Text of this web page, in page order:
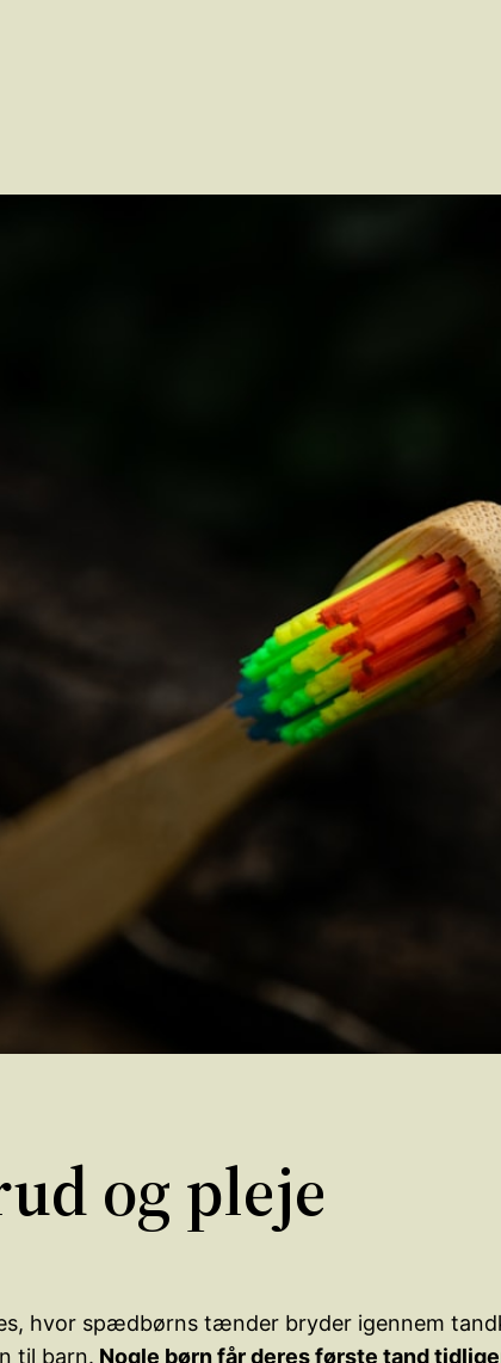
og pleje
hvor spædbørns tænder bryder igennem
til barn. Nogle børn får deres første tand